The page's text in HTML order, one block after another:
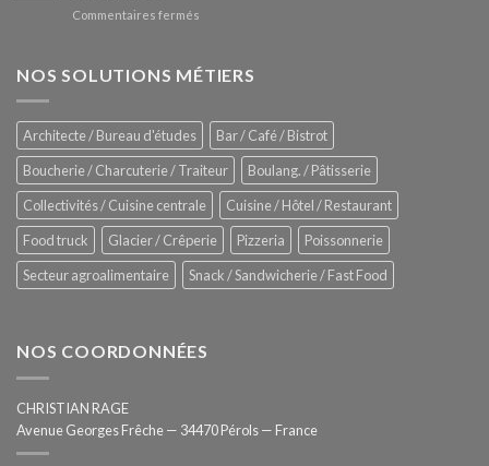
de
Commentaires fermés
Zitrux
–
Hygiène
totale
automatisée
NOS SOLUTIONS MÉTIERS
Architecte / Bureau d'études
Bar / Café / Bistrot
Boucherie / Charcuterie / Traiteur
Boulang. / Pâtisserie
Collectivités / Cuisine centrale
Cuisine / Hôtel / Restaurant
Food truck
Glacier / Crêperie Pizzeria
Poissonnerie
Secteur agroalimentaire
Snack / Sandwicherie / Fast Food
NOS COORDONNÉES
CHRISTIAN RAGE
Avenue Georges Frêche — 34470 Pérols — France